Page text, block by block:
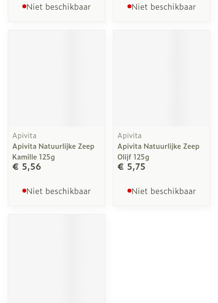
Niet beschikbaar Niet beschikbaar
Apivita
Apivita Natuurlijke Zeep
Kamille 125g
€ 5,56
Niet beschikbaar
Apivita
Apivita Natuurlijke Zeep
Olijf 125g
€ 5,75
Niet beschikbaar